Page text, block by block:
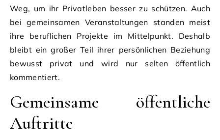
Weg, um ihr Privatleben besser zu schützen. Auch
bei gemeinsamen Veranstaltungen standen meist
ihre beruflichen Projekte im Mittelpunkt. Deshalb
bleibt ein großer Teil ihrer persönlichen Beziehung
bewusst privat und wird nur selten öffentlich
kommentiert.
Gemeinsame öffentliche
Auftritte